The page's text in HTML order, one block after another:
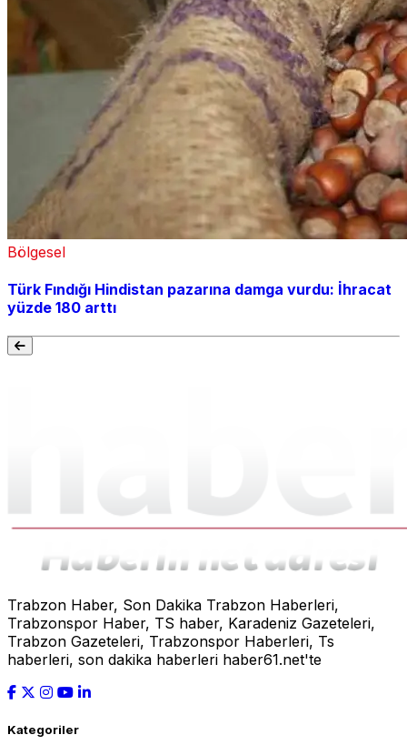
Bölgesel
Türk Fındığı Hindistan pazarına damga vurdu: İhracat
yüzde 180 arttı
Trabzon Haber, Son Dakika Trabzon Haberleri,
Trabzonspor Haber, TS haber, Karadeniz Gazeteleri,
Trabzon Gazeteleri, Trabzonspor Haberleri, Ts
haberleri, son dakika haberleri haber61.net'te
Kategoriler